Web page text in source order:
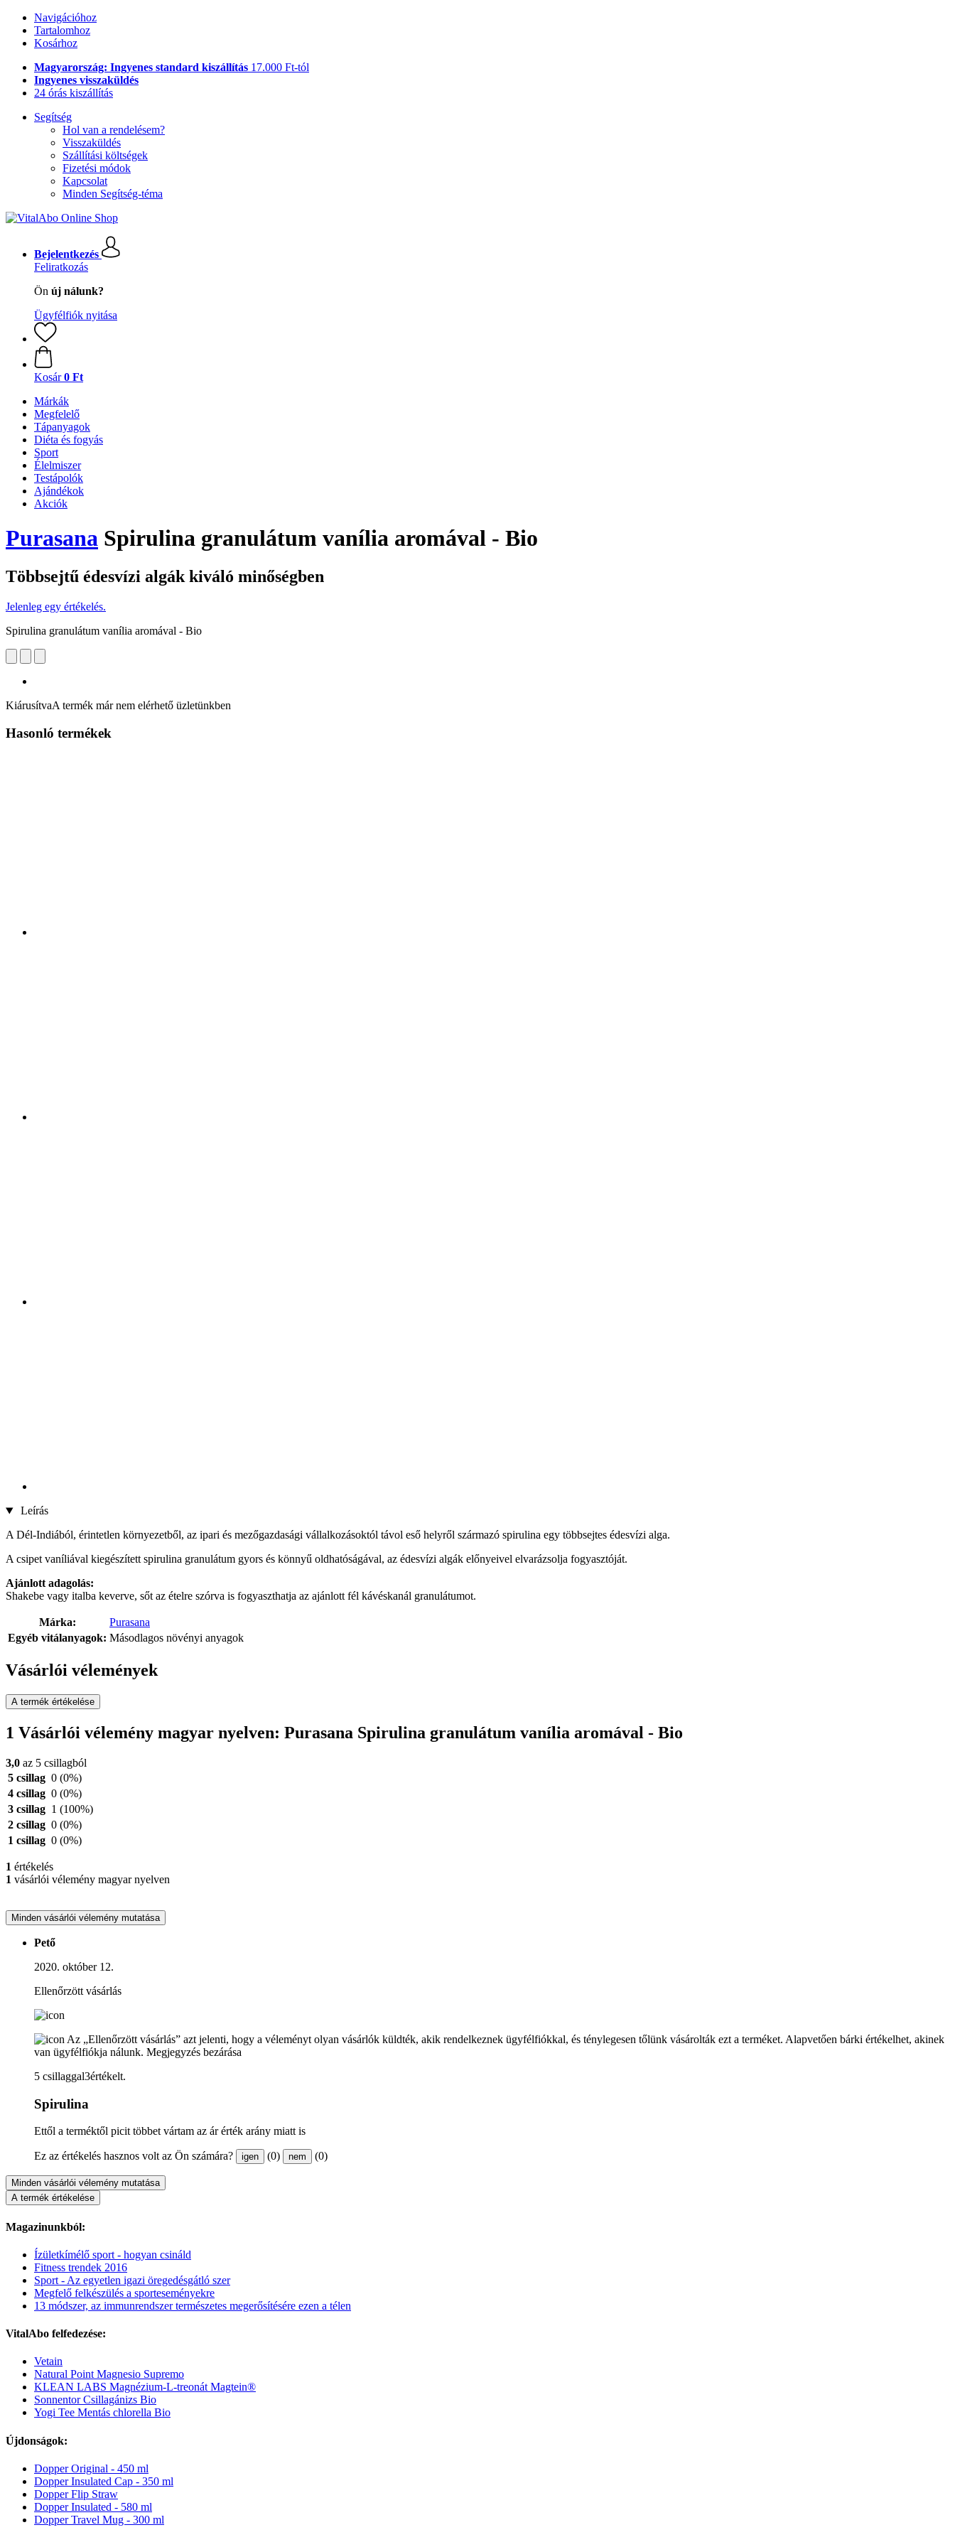
Navigációhoz
Tartalomhoz
Kosárhoz
Magyarország: Ingyenes standard kiszállítás 17.000 Ft-tól
Ingyenes visszaküldés
24 órás kiszállítás
Segítség
Hol van a rendelésem?
Visszaküldés
Szállítási költségek
Fizetési módok
Kapcsolat
Minden Segítség-téma
Bejelentkezés
Feliratkozás
Ön új nálunk?
Ügyfélfiók nyitása
Kosár 0 Ft
Márkák
Megfelelő
Tápanyagok
Diéta és fogyás
Sport
Élelmiszer
Testápolók
Ajándékok
Akciók
Purasana Spirulina granulátum vanília aromával - Bio
Többsejtű édesvízi algák kiváló minőségben
Jelenleg egy értékelés.
Spirulina granulátum vanília aromával - Bio
KiárusítvaA termék már nem elérhető üzletünkben
Hasonló termékek
Leírás
A Dél-Indiából, érintetlen környezetből, az ipari és mezőgazdasági vállalkozásoktól távol eső helyről származó spirulina egy többsejtes édesvízi alga.
A csipet vaníliával kiegészített spirulina granulátum gyors és könnyű oldhatóságával, az édesvízi algák előnyeivel elvarázsolja fogyasztóját.
Ajánlott adagolás:
Shakebe vagy italba keverve, sőt az ételre szórva is fogyaszthatja az ajánlott fél kávéskanál granulátumot.
Márka:
Purasana
Egyéb vitálanyagok: Másodlagos növényi anyagok
Vásárlói vélemények
A termék értékelése
1 Vásárlói vélemény magyar nyelven: Purasana Spirulina granulátum vanília aromával - Bio
3,0 az 5 csillagból
5 csillag 0 (0%)
4 csillag 0 (0%)
3 csillag 1 (100%)
2 csillag 0 (0%)
1 csillag 0 (0%)
1 értékelés
1 vásárlói vélemény magyar nyelven
Minden vásárlói vélemény mutatása
Pető
2020. október 12.
Ellenőrzött vásárlás
Az „Ellenőrzött vásárlás” azt jelenti, hogy a véleményt olyan vásárlók küldték, akik rendelkeznek ügyfélfiókkal, és ténylegesen tőlünk vásárolták ezt a terméket. Alapvetően bárki értékelhet, akinek
van ügyfélfiókja nálunk. Megjegyzés bezárása
5 csillaggal3értékelt.
Spirulina
Ettől a terméktől picit többet vártam az ár érték arány miatt is
Ez az értékelés hasznos volt az Ön számára? igen (0) nem (0)
Minden vásárlói vélemény mutatása
A termék értékelése
Magazinunkból:
Ízületkímélő sport - hogyan csináld
Fitness trendek 2016
Sport - Az egyetlen igazi öregedésgátló szer
Megfelő felkészülés a sporteseményekre
13 módszer, az immunrendszer természetes megerősítésére ezen a télen
VitalAbo felfedezése:
Vetain
Natural Point Magnesio Supremo
KLEAN LABS Magnézium-L-treonát Magtein®
Sonnentor Csillagánizs Bio
Yogi Tee Mentás chlorella Bio
Újdonságok:
Dopper Original - 450 ml
Dopper Insulated Cap - 350 ml
Dopper Flip Straw
Dopper Insulated - 580 ml
Dopper Travel Mug - 300 ml